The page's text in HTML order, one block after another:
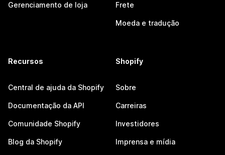
Gerenciamento de loja Frete
Moeda e tradução
Recursos
Central de ajuda da Shopify
Documentação da API
Comunidade Shopify
Blog da Shopify
Shopify
Sobre
Carreiras
Investidores
Imprensa e mídia